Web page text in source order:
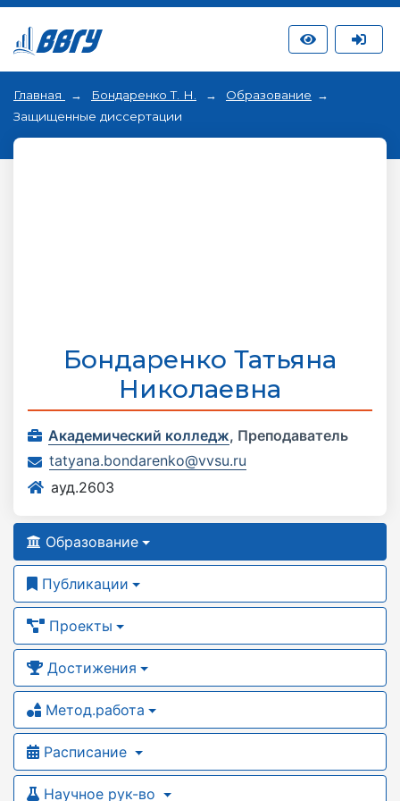
Главная Бондаренко Т. Н.
Образование
Защищенные диссертации
Бондаренко Татьяна
Николаевна
Академический колледж, Преподаватель
tatyana.bondarenko@vvsu.ru
ауд.2603
Образование
Публикации
Проекты
Достижения
Метод.работа
Расписание
Научное рук-во